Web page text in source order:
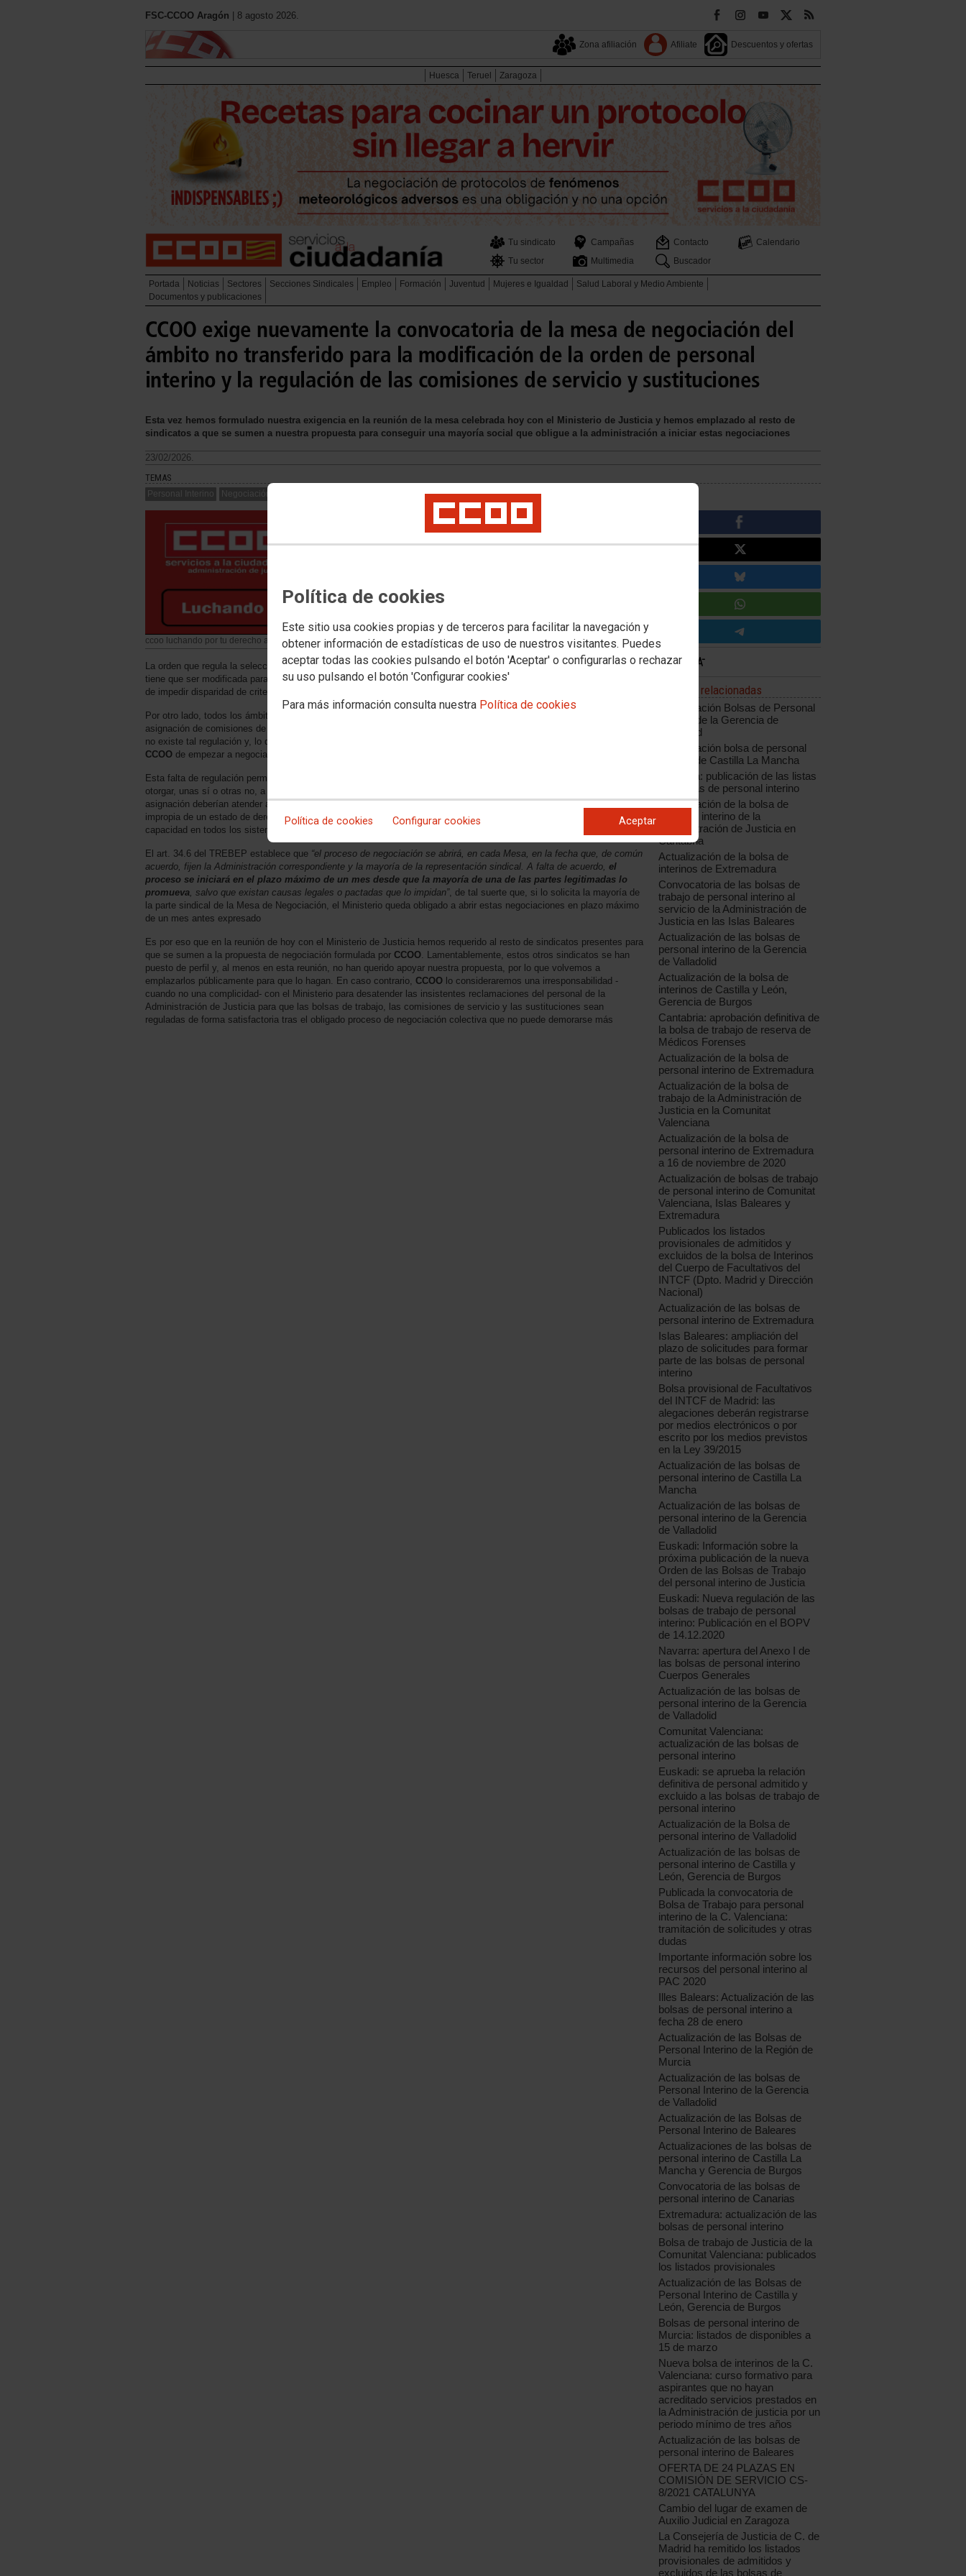
Política de cookies
Este sitio usa cookies propias y de terceros para facilitar la navegación y
obtener información de estadísticas de uso de nuestros visitantes. Puedes
aceptar todas las cookies pulsando el botón 'Aceptar' o configurarlas o rechazar
su uso pulsando el botón 'Configurar cookies'
Para más información consulta nuestra Política de cookies
Política de cookies Configurar cookies Aceptar
FSC-CCOO Aragón | 8 agosto 2026.
Zona afiliación Afiliate Descuentos y ofertas
Huesca Teruel Zaragoza
Tu sindicato Campañas Contacto
Calendario
Tu sector
Multimedia Buscador
Portada Noticias Sectores Secciones Sindicales Empleo Formación Juventud Mujeres e Igualdad
Salud Laboral y Medio Ambiente
Documentos y publicaciones
CCOO exige nuevamente la convocatoria de la mesa de negociación del
ámbito no transferido para la modificación de la orden de personal
interino y la regulación de las comisiones de servicio y sustituciones
Esta vez hemos formulado nuestra exigencia en la reunión de la mesa celebrada hoy con el Ministerio de Justicia y hemos emplazado al resto de
sindicatos a que se sumen a nuestra propuesta para conseguir una mayoría social que obligue a la administración a iniciar estas negociaciones
23/02/2026.
TEMAS
Personal Interino Negociación Comisiones de Servicio/Sustituciones
ccoo luchando por tu derecho a la movilidad voluntaria
La orden que regula la selección, nombramiento y cese del personal interino y las bolsas de trabajo, data de 2005 y
tiene que ser modificada para dar solución a los múltiples problemas que su desactualización está generando, además
de impedir disparidad de criterios en su aplicación en las distintas Gerencias Territoriales
Por otro lado, todos los ámbitos territoriales transferidos tienen una regulación negociada para la convocatoria y
asignación de comisiones de servicio y sustituciones, mientras que en el ámbito de gestión del Ministerio de Justicia
no existe tal regulación y, lo que es más grave aun, este Ministerio se niega a atender las reiteradas exigencias de
CCOO de empezar a negociarla
Esta falta de regulación permite gran cantidad de arbitrariedades, discrecionalidades o directamente “enchufes” para
otorgar, unas sí o otras no, a libre albedrío, las comisiones de servicio y sustituciones cuya oferta, solicitud y
asignación deberían atender a criterios objetivos y de transparencia. La situación actual es inaceptable paraCCOOe
impropia de un estado de derecho en el que deben garantizarse los principios de publicidad, igualdad, mérito y
capacidad en todos los sistemas de provisión de puestos de trabajo
El art. 34.6 del TREBEP establece que “el proceso de negociación se abrirá, en cada Mesa, en la fecha que, de común
acuerdo, fijen la Administración correspondiente y la mayoría de la representación sindical. A falta de acuerdo, el
proceso se iniciará en el plazo máximo de un mes desde que la mayoría de una de las partes legitimadas lo
promueva , salvo que existan causas legales o pactadas que lo impidan”, de tal suerte que, si lo solicita la mayoría de
la parte sindical de la Mesa de Negociación, el Ministerio queda obligado a abrir estas negociaciones en plazo máximo
de un mes antes expresado
Es por eso que en la reunión de hoy con el Ministerio de Justicia hemos requerido al resto de sindicatos presentes para
que se sumen a la propuesta de negociación formulada por CCOO . Lamentablemente, estos otros sindicatos se han
puesto de perfil y, al menos en esta reunión, no han querido apoyar nuestra propuesta, por lo que volvemos a
emplazarlos públicamente para que lo hagan. En caso contrario, CCOO lo consideraremos una irresponsabilidad -
cuando no una complicidad- con el Ministerio para desatender las insistentes reclamaciones del personal de la
Administración de Justicia para que las bolsas de trabajo, las comisiones de servicio y las sustituciones sean
reguladas de forma satisfactoria tras el obligado proceso de negociación colectiva que no puede demorarse más
Noticias relacionadas
Actualización Bolsas de Personal
Interino de la Gerencia de
Valladolid
Actualización bolsa de personal
interino de Castilla La Mancha
Cataluña: publicación de las listas
definitivas de personal interino
Actualización de la bolsa de
personal interino de la
Administración de Justicia en
Cantabria
Actualización de la bolsa de
interinos de Extremadura
Convocatoria de las bolsas de
trabajo de personal interino al
servicio de la Administración de
Justicia en las Islas Baleares
Actualización de las bolsas de
personal interino de la Gerencia
de Valladolid
Actualización de la bolsa de
interinos de Castilla y León,
Gerencia de Burgos
Cantabria: aprobación definitiva de
la bolsa de trabajo de reserva de
Médicos Forenses
Actualización de la bolsa de
personal interino de Extremadura
Actualización de la bolsa de
trabajo de la Administración de
Justicia en la Comunitat
Valenciana
Actualización de la bolsa de
personal interino de Extremadura
a 16 de noviembre de 2020
Actualización de bolsas de trabajo
de personal interino de Comunitat
Valenciana, Islas Baleares y
Extremadura
Publicados los listados
provisionales de admitidos y
excluidos de la bolsa de Interinos
del Cuerpo de Facultativos del
INTCF (Dpto. Madrid y Dirección
Nacional)
Actualización de las bolsas de
personal interino de Extremadura
Islas Baleares: ampliación del
plazo de solicitudes para formar
parte de las bolsas de personal
interino
Bolsa provisional de Facultativos
del INTCF de Madrid: las
alegaciones deberán registrarse
por medios electrónicos o por
escrito por los medios previstos
en la Ley 39/2015
Actualización de las bolsas de
personal interino de Castilla La
Mancha
Actualización de las bolsas de
personal interino de la Gerencia
de Valladolid
Euskadi: Información sobre la
próxima publicación de la nueva
Orden de las Bolsas de Trabajo
del personal interino de Justicia
Euskadi: Nueva regulación de las
bolsas de trabajo de personal
interino: Publicación en el BOPV
de 14.12.2020
Navarra: apertura del Anexo I de
las bolsas de personal interino
Cuerpos Generales
Actualización de las bolsas de
personal interino de la Gerencia
de Valladolid
Comunitat Valenciana:
actualización de las bolsas de
personal interino
Euskadi: se aprueba la relación
definitiva de personal admitido y
excluido a las bolsas de trabajo de
personal interino
Actualización de la Bolsa de
personal interino de Valladolid
Actualización de las bolsas de
personal interino de Castilla y
León, Gerencia de Burgos
Publicada la convocatoria de
Bolsa de Trabajo para personal
interino de la C. Valenciana:
tramitación de solicitudes y otras
dudas
Importante información sobre los
recursos del personal interino al
PAC 2020
Illes Balears: Actualización de las
bolsas de personal interino a
fecha 28 de enero
Actualización de las Bolsas de
Personal Interino de la Región de
Murcia
Actualización de las bolsas de
Personal Interino de la Gerencia
de Valladolid
Actualización de las Bolsas de
Personal Interino de Baleares
Actualizaciones de las bolsas de
personal interino de Castilla La
Mancha y Gerencia de Burgos
Convocatoria de las bolsas de
personal interino de Canarias
Extremadura: actualización de las
bolsas de personal interino
Bolsa de trabajo de Justicia de la
Comunitat Valenciana: publicados
los listados provisionales
Actualización de las Bolsas de
Personal Interino de Castilla y
León, Gerencia de Burgos
Bolsas de personal interino de
Murcia: listados de disponibles a
15 de marzo
Nueva bolsa de interinos de la C.
Valenciana: curso formativo para
aspirantes que no hayan
acreditado servicios prestados en
la Administración de justicia por un
periodo mínimo de tres años
Actualización de las bolsas de
personal interino de Baleares
OFERTA DE 24 PLAZAS EN
COMISIÓN DE SERVICIO CS-
8/2021 CATALUNYA
Cambio del lugar de examen de
Auxilio Judicial en Zaragoza
La Consejería de Justicia de C. de
Madrid ha remitido los listados
provisionales de admitidos y
excluidos de las bolsas de